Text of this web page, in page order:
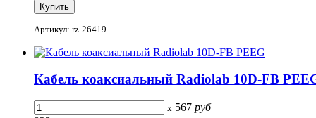
Артикул: rz-26419
Кабель коаксиальный Radiolab 10D-FB
x 567 руб